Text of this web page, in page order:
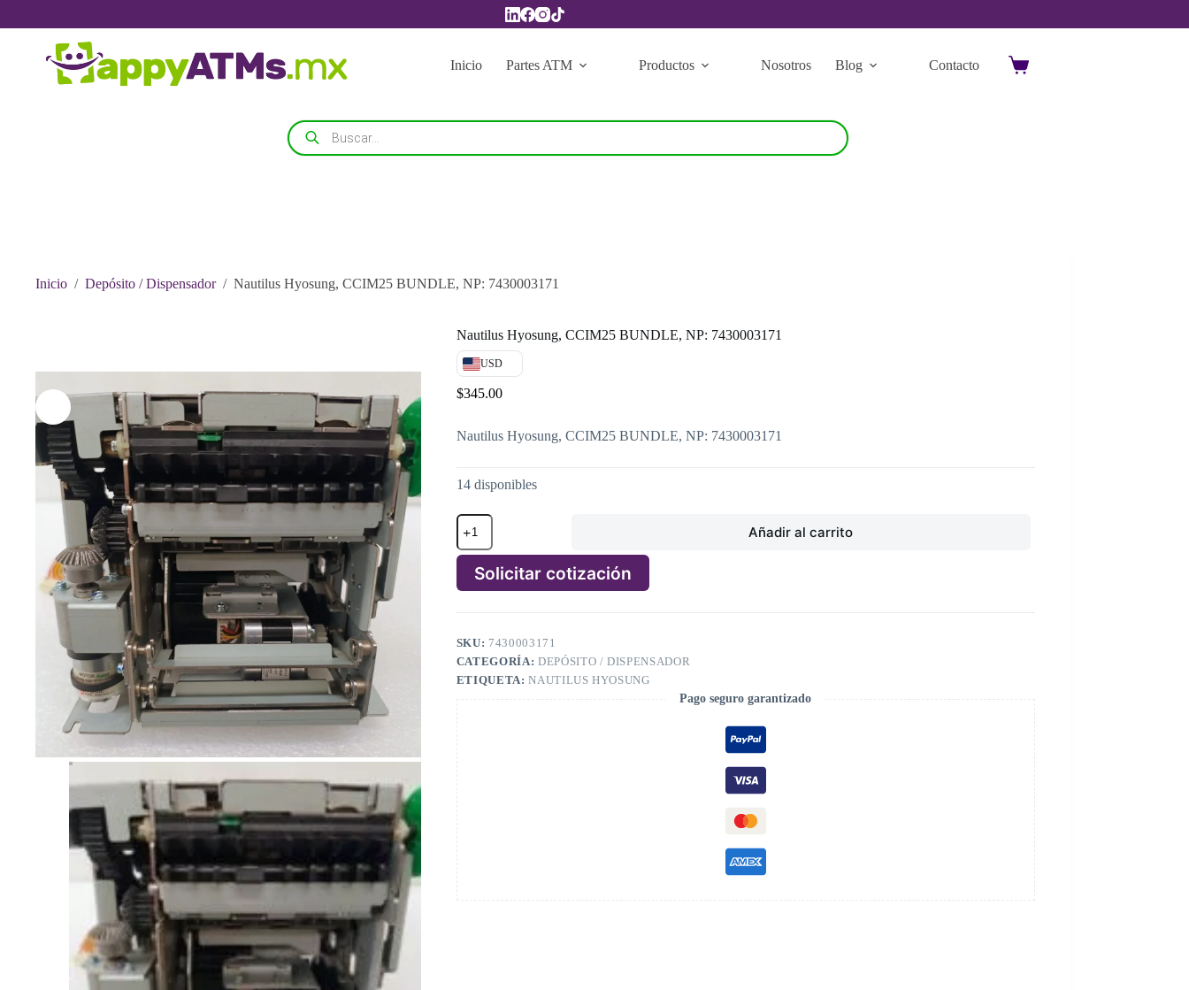
Inicio
Partes ATM Productos Nosotros Blog Contacto
Carro
Búsqueda
de
productos
Inicio / Depósito / Dispensador / Nautilus Hyosung, CCIM25 BUNDLE, NP: 7430003171
Nautilus Hyosung, CCIM25 BUNDLE, NP: 7430003171
USD
$345.00
Nautilus Hyosung, CCIM25 BUNDLE, NP: 7430003171
14 disponibles
Nautilus
Hyosung,
CCIM25
BUNDLE,
NP:
7430003171
cantidad
Añadir al carrito
Solicitar cotización
l
e
r
n
t
i
v
e
:
SKU: 7430003171
CATEGORÍA: DEPÓSITO / DISPENSADOR
ETIQUETA:NAUTILUS HYOSUNG
Pago seguro garantizado